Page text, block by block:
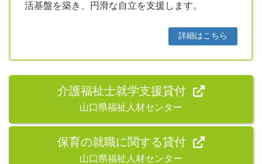
活基盤を築き、円滑な自立を支援します。
詳細はこちら
介護福祉士就学支援貸付
山口県福祉人材センター
保育の就職に関する貸付
山口県福祉人材センター